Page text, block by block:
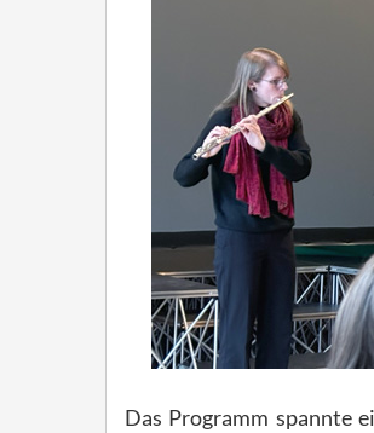
Das Programm spannte